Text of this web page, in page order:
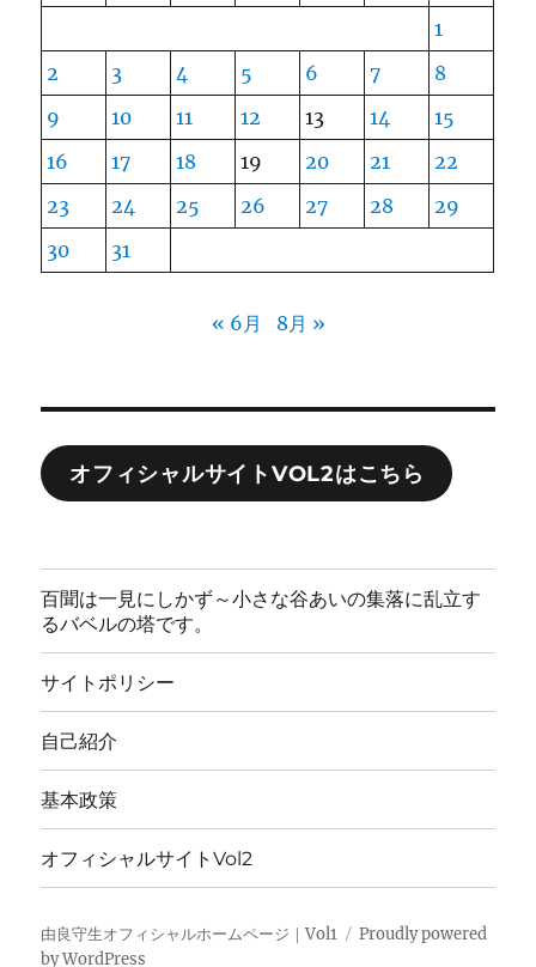
1
2
3 4 5 6 7
8
9
10 11 12 13 14
15
16
17 18 19 20 21
22
23
24 25 26 27 28
29
30
31
« 6月 8月 »
オフィシャルサイトVOL2はこちら
百聞は一見にしかず～小さな谷あいの集落に乱立す
るバベルの塔です。
サイトポリシー
自己紹介
基本政策
オフィシャルサイトVol2
由良守生オフィシャルホームページ｜Vol1
Proudly powered
by WordPress